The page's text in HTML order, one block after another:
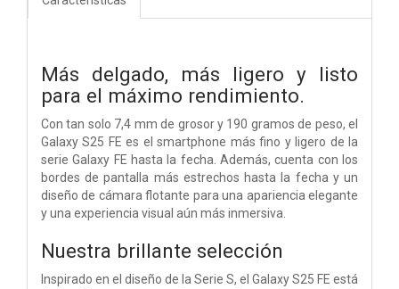
Más delgado, más ligero y listo
para el máximo rendimiento.
Con tan solo 7,4 mm de grosor y 190 gramos de peso, el
Galaxy S25 FE es el smartphone más fino y ligero de la
serie Galaxy FE hasta la fecha. Además, cuenta con los
bordes de pantalla más estrechos hasta la fecha y un
diseño de cámara flotante para una apariencia elegante
y una experiencia visual aún más inmersiva.
Nuestra brillante selección
Inspirado en el diseño de la Serie S, el Galaxy S25 FE está